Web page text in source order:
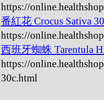
https://
番紅花 Crocus Sativa
https://
西班牙蜘蛛 Tarentula
https://
30c.html